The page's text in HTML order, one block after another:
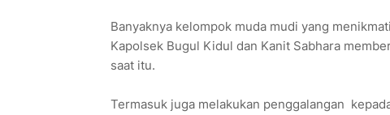
Banyaknya kelompok muda mudi yang
Kapolsek Bugul Kidul dan Kanit Sabhara
saat itu.
Termasuk juga melakukan penggalangan